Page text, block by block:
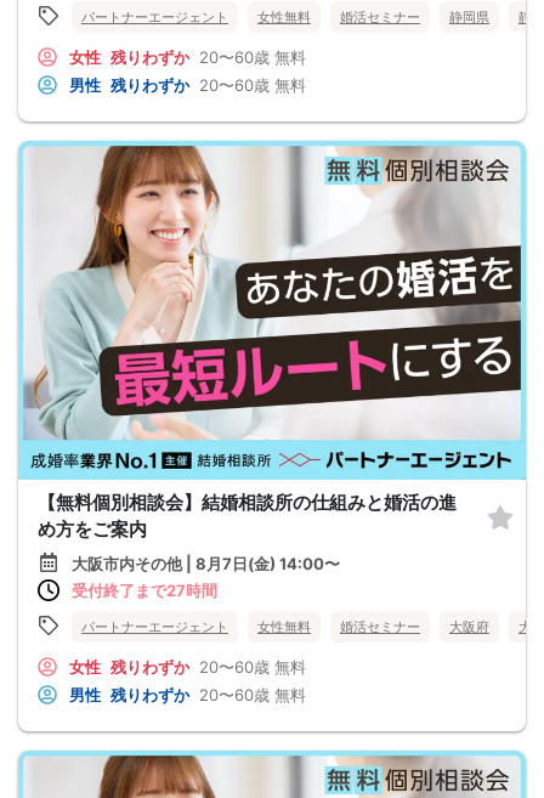
パートナーエージェント 女性無料 婚活セミナー 静岡県 静
女性 残りわずか 20〜60歳 無料
男性 残りわずか 20〜60歳 無料
【無料個別相談会】結婚相談所の仕組みと婚活の進
め方をご案内
大阪市内その他 | 8月7日(金) 14:00〜
受付終了まで27時間
パートナーエージェント 女性無料 婚活セミナー 大阪府 大
女性 残りわずか 20〜60歳 無料
男性 残りわずか 20〜60歳 無料